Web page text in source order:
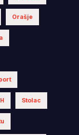
Orašje
Stolac